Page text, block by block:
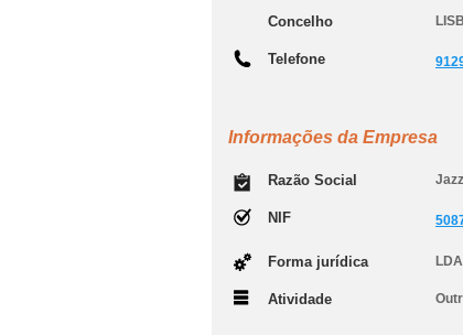
Concelho
Telefone
Informações da Empresa
Razão Social
NIF
Forma jurídica LDA
Atividade